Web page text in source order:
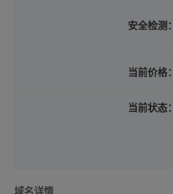
安全检测：
当前价格：
当前状态：
域名详情